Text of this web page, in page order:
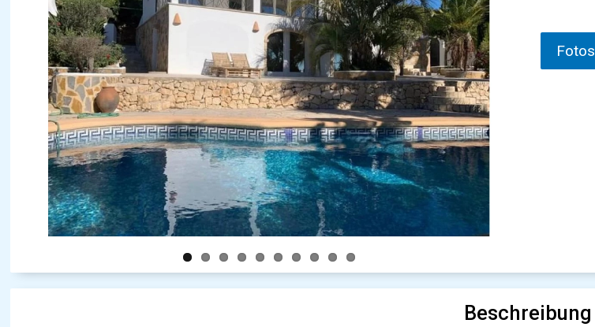
Fotos
Beschreibung